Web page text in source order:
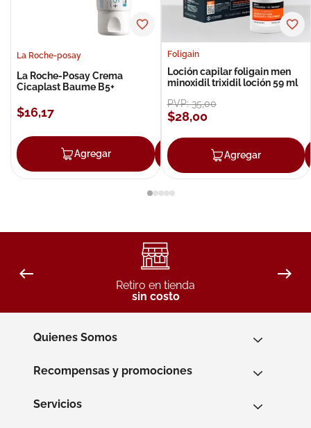
La Roche-posay
La Roche-Posay Crema
Cicaplast Baume B5+
$16,17
Agregar Agregar
Foligain
Loción capilar foligain men
minoxidil trixidil loción 59 ml
PVP:35,00
$28,00
Agregar
Retiro en tienda
sin costo
Quienes Somos
Recompensas y promociones
Servicios